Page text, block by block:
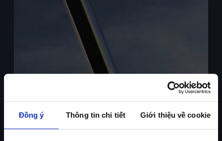
Đồng ý Thông tin chi tiết Giới thiệu về cookie